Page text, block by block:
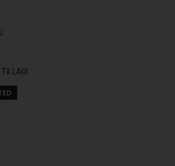
TX LAGI